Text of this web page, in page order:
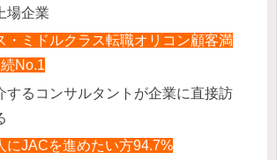
場企業
・ミドルクラス転職オリコン顧客満
No.1
するコンサルタントが企業に直接訪
にJACを進めたい方94.7%